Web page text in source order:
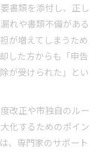
書類を添付し、正し
れや書類不備がある
が増えてしまうため
した方からも「申告
が受けられた」とい
改正や市独自のルー
化するためのポイン
、専門家のサポート